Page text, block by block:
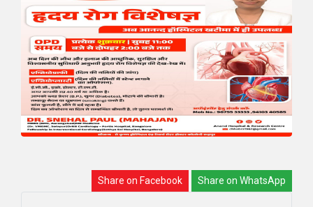
Share on Facebook Share on WhatsApp